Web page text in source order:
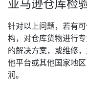
亚马逊仓库检
针对以上问题，若有
构，对仓库货物进行
的解决方案，或维修
他平台或其他国家地
润。